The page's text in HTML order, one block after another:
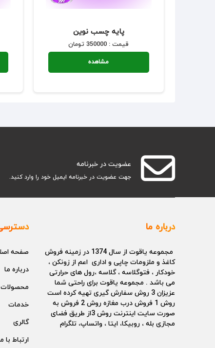
پایه چسب نوین
قیمت : 350000 تومان
مشاهده
عضویت در خبرنامه
جهت عضویت در خبرنامه ایمیل خود را وارد کنید.
درباره ما
مجموعه یاقوت از سال 1374 در زمینه فروش
کاغذ و ملزومات چاپی و اداری اعم از زونکن ،
خودکار ، فتوگلاسه ، گلاسه ،رول های حرارتی
می باشد . مجموعه یاقوت برای راحتی شما
عزیزان 3 روش سفارش گیری تهیه کرده است
روش 1 فروش درب مغازه روش 2 فروش به
صورت سایت اینترنت روش 3از طریق فضای
مجازی بله ، روبیکا، ایتا ، واتساپ، تلگرام
صفحه
درباره ما
محصولات
خدمات
گالری
ارتباط با